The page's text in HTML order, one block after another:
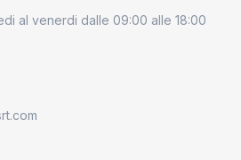
al venerdi dalle 09:00 alle 18:00